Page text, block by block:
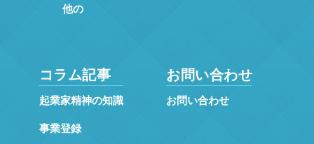
他の
コラム記事
起業家精神の知識
事業登録
お問い合わせ
お問い合わせ